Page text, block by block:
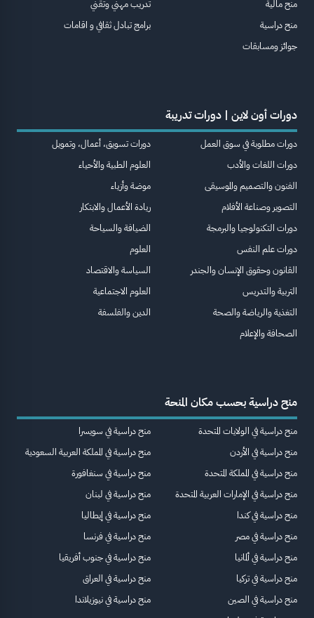
منح مالية
منح دراسية
جوائز ومسابقات
تدريب مهني وتقني
برامج تبادل ثقافي و اقامات
دورات أون لاين | دورات تدريبة
دورات مطلوبة في سوق العمل
دورات اللغات والأدب
الفنون والتصميم والموسيقى
التصوير وصناعة الأفلام
دورات التكنولوجيا والبرمجة
دورات علم النفس
القانون وحقوق الإنسان والجندر
التربية والتدريس
التغذية والرياضة والصحة
الصحافة والإعلام
دورات تسويق، أعمال، وتمويل
العلوم الطبية والأحياء
موضة وأزياء
ريادة الأعمال والابتكار
الضيافة والسياحة
العلوم
السياسة والاقتصاد
العلوم الاجتماعية
الدين والفلسفة
منح دراسية بحسب مكان المنحة
منح دراسية في الولايات المتحدة
منح دراسية في الأردن
منح دراسية في المملكة المتحدة
منح دراسية في الإمارات العربية المتحدة
منح دراسية في كندا
منح دراسية في مصر
منح دراسية في ألمانيا
منح دراسية في تركيا
منح دراسية في الصين
منح دراسية في سويسرا
منح دراسية في المملكة العربية السعودية
منح دراسية في سنغافورة
منح دراسية في لبنان
منح دراسية في إيطاليا
منح دراسية في فرنسا
منح دراسية في جنوب أفريقيا
منح دراسية في العراق
منح دراسية في نيوزيلاندا